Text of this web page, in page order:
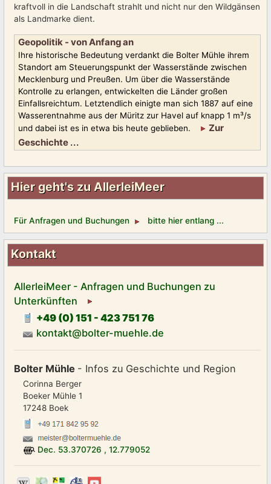
kraftvoll in die Landschaft strahlt und nicht nur den Wildgänsen
als Landmarke dient.
Geopolitik - von Anfang an
Ihre historische Bedeutung verdankt die Bolter Mühle ihrem
Standort am Steuerungspunkt der Wasserstände zwischen
Mecklenburg und Preußen. Um über die Wasserstände
Kontrolle zu erlangen, entwickelten die Länder großen
Einfallsreichtum. Letztendlich einigte man sich 1887 auf eine
Wasserentnahme aus der Müritz zur Havel auf knapp 1 m³/s
Zur
Geschichte ...
Hier geht's zu AllerleiMeer
FürAnfragen und Buchungen bitte hier entlang ...
Kontakt
AllerleiMeer - Anfragen und Buchungen zu
Unterkünften
+49 (0) 151 - 423 751 76
kontakt@bolter-muehle.de
Bolter Mühle - Infos zu Geschichte und Region
Corinna Berger
Boeker Mühle 1
17248 Boek
Dec. 53.370726 ,12.779052